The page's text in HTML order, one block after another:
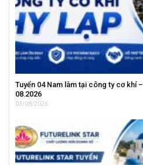
Tuyển 04 Nam làm tại công ty cơ khí
08.2026
03/08/2026